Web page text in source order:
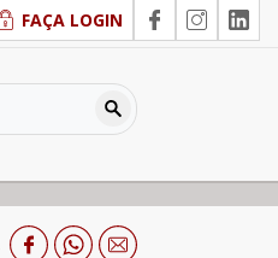
FAÇA LOGIN